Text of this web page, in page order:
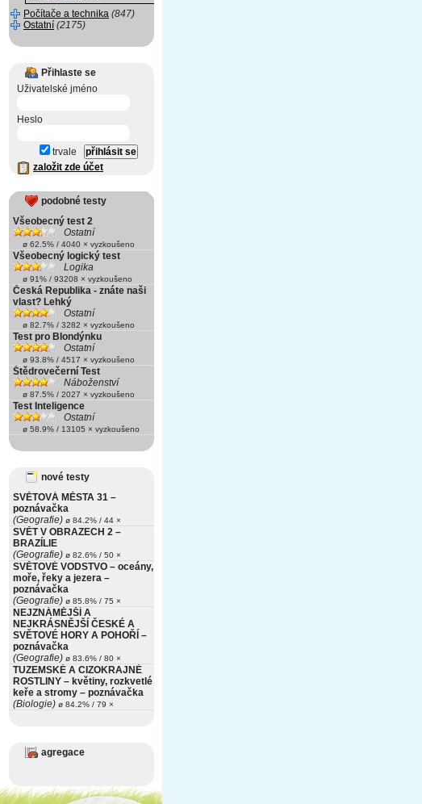
Počítače a technika (847)
Ostatní (2175)
Přihlaste se
Uživatelské jméno
Heslo
trvale
založit zde účet
podobné testy
Všeobecný test 2
Ostatní
ø 62.5% / 4040 × vyzkoušeno
Všeobecný logický test
Logika
ø 91% / 93208 × vyzkoušeno
Česká Republika - znáte naši
vlast? Lehký
Ostatní
ø 82.7% / 3282 × vyzkoušeno
Test pro Blondýnku
Ostatní
ø 93.8% / 4517 × vyzkoušeno
Štědrovečerní Test
Náboženství
ø 87.5% / 2027 × vyzkoušeno
Test Inteligence
Ostatní
ø 58.9% / 13105 × vyzkoušeno
nové testy
SVĚTOVÁ MĚSTA 31 –
poznávačka
(Geografie) ø 84.2% / 44 ×
SVĚT V OBRAZECH 2 –
BRAZÍLIE
(Geografie) ø 82.6% / 50 ×
SVĚTOVÉ VODSTVO – oceány,
moře, řeky a jezera –
poznávačka
(Geografie) ø 85.8% / 75 ×
NEJZNÁMĚJŠÍ A
NEJKRÁSNĚJŠÍ ČESKÉ A
SVĚTOVÉ HORY A POHOŘÍ –
poznávačka
(Geografie) ø 83.6% / 80 ×
TUZEMSKÉ A CIZOKRAJNÉ
ROSTLINY – květiny, rozkvetlé
keře a stromy – poznávačka
(Biologie) ø 84.2% / 79 ×
agregace